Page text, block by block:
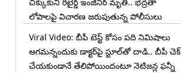
లోపాలపై విచారణ జరుపుతున్న పోలీసులు
Viral Video: బీపీ టెస్ట్‌ కోసం పది నిమిషాలు
ఆగమన్నందుకు డాక్టర్‌పై స్టూల్‌తో దాడి.. బీపీ చెక్
చేయకుండానే తేలిపోయిందంటూ నెటిజన్ల ఫన్నీ